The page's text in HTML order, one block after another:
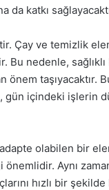
da katkı
Çay ve temizlik
Bu nedenle,
taşıyacaktır.
içindeki işlerin
olabilen bir
Aynı
hızlı bir